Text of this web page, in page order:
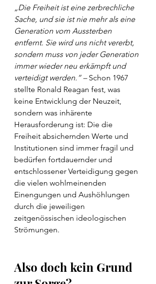
„Die Freiheit ist eine zerbrechliche
Sache, und sie ist nie mehr als eine
Generation vom Aussterben
entfernt. Sie wird uns nicht vererbt,
sondern muss von jeder Generation
immer wieder neu erkämpft und
verteidigt werden.“ – Schon 1967
stellte Ronald Reagan fest, was
keine Entwicklung der Neuzeit,
sondern was inhärente
Herausforderung ist: Die die
Freiheit absichernden Werte und
Institutionen sind immer fragil und
bedürfen fortdauernder und
entschlossener Verteidigung gegen
die vielen wohlmeinenden
Einengungen und Aushöhlungen
durch die jeweiligen
zeitgenössischen ideologischen
Strömungen.
Also doch kein Grund